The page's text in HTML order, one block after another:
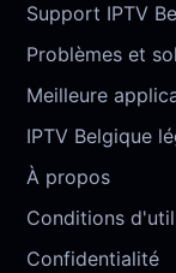
Support IPTV
Problèmes et
Meilleure
IPTV Belgique
À propos
Conditions
Confidentialité